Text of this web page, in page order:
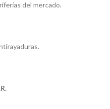
del mercado.